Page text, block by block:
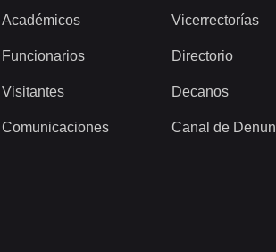
Académicos
Funcionarios
Visitantes
Comunicaciones
Vicerrectorías
Directorio
Decanos
Canal de